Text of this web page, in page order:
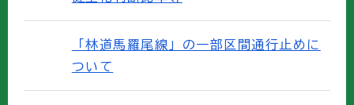
「林道馬羅尾線」の一部区間通行止めに
ついて